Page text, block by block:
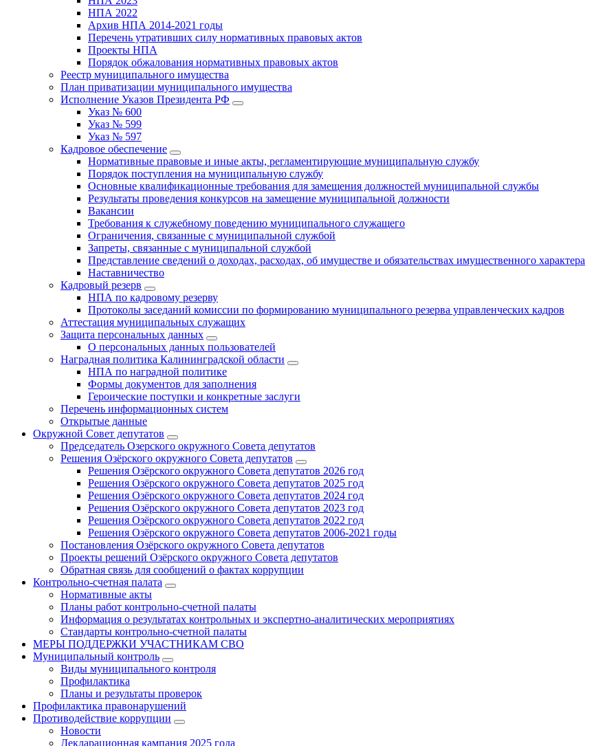
НПА 2022
Архив НПА 2014-2021 годы
Перечень утративших силу нормативных правовых актов
Проекты НПА
Порядок обжалования нормативных правовых актов
Реестр муниципального имущества
План приватизации муниципального имущества
Исполнение Указов Президента РФ
Указ № 600
Указ № 599
Указ № 597
Кадровое обеспечение
Нормативные правовые и иные акты, регламентирующие муниципальную службу
Порядок поступления на муниципальную службу
Основные квалификационные требования для замещения должностей муниципальной службы
Результаты проведения конкурсов на замещение муниципальной должности
Вакансии
Требования к служебному поведению муниципального служащего
Ограничения, связанные с муниципальной службой
Запреты, связанные с муниципальной службой
Представление сведений о доходах, расходах, об имуществе и обязательствах имущественного характера
Наставничество
Кадровый резерв
НПА по кадровому резерву
Протоколы заседаний комиссии по формированию муниципального резерва управленческих кадров
Аттестация муниципальных служащих
Защита персональных данных
О персональных данных пользователей
Наградная политика Калининградской области
НПА по наградной политике
Формы документов для заполнения
Героические поступки и конкретные заслуги
Перечень информационных систем
Открытые данные
Окружной Совет депутатов
Председатель Озерского окружного Совета депутатов
Решения Озёрского окружного Совета депутатов
Решения Озёрского окружного Совета депутатов 2026 год
Решения Озёрского окружного Совета депутатов 2025 год
Решения Озёрского окружного Совета депутатов 2024 год
Решения Озёрского окружного Совета депутатов 2023 год
Решения Озёрского окружного Совета депутатов 2022 год
Решения Озёрского окружного Совета депутатов 2006-2021 годы
Постановления Озёрского окружного Совета депутатов
Проекты решений Озёрского окружного Совета депутатов
Обратная связь для сообщений о фактах коррупции
Контрольно-счетная палата
Нормативные акты
Планы работ контрольно-счетной палаты
Информация о результатах контрольных и экспертно-аналитических мероприятиях
Стандарты контрольно-счетной палаты
МЕРЫ ПОДДЕРЖКИ УЧАСТНИКАМ СВО
Муниципальный контроль
Виды муниципального контроля
Профилактика
Планы и результаты проверок
Профилактика правонарушений
Противодействие коррупции
Новости
Декларационная кампания 2025 года